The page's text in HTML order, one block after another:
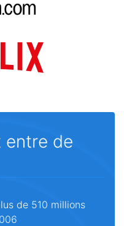
entre de
de 510 millions